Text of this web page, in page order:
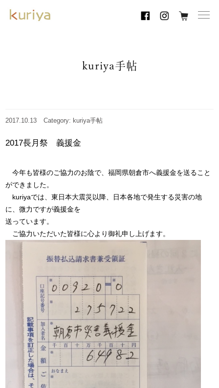
kuriya手帖
2017.10.13 Category: kuriya手帖
2017長月祭 義援金
今年も皆様のご協力のお陰で、福岡県朝倉市へ義援金を送ること
ができました。
kuriyaでは、東日本大震災以降、日本各地で発生する災害の地
に、微力ですが義援金を
送っています。
ご協力いただいた皆様に心より御礼申し上げます。